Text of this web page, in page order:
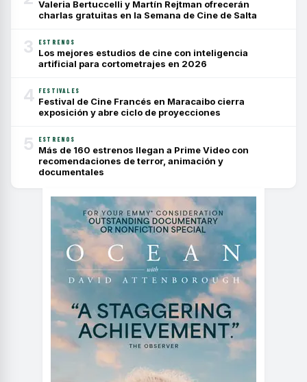
Valeria Bertuccelli y Martín Rejtman ofrecerán
charlas gratuitas en la Semana de Cine de Salta
3 ESTRENOS
Los mejores estudios de cine con inteligencia
artificial para cortometrajes en 2026
4 FESTIVALES
Festival de Cine Francés en Maracaibo cierra
exposición y abre ciclo de proyecciones
5 ESTRENOS
Más de 160 estrenos llegan a Prime Video con
recomendaciones de terror, animación y
documentales